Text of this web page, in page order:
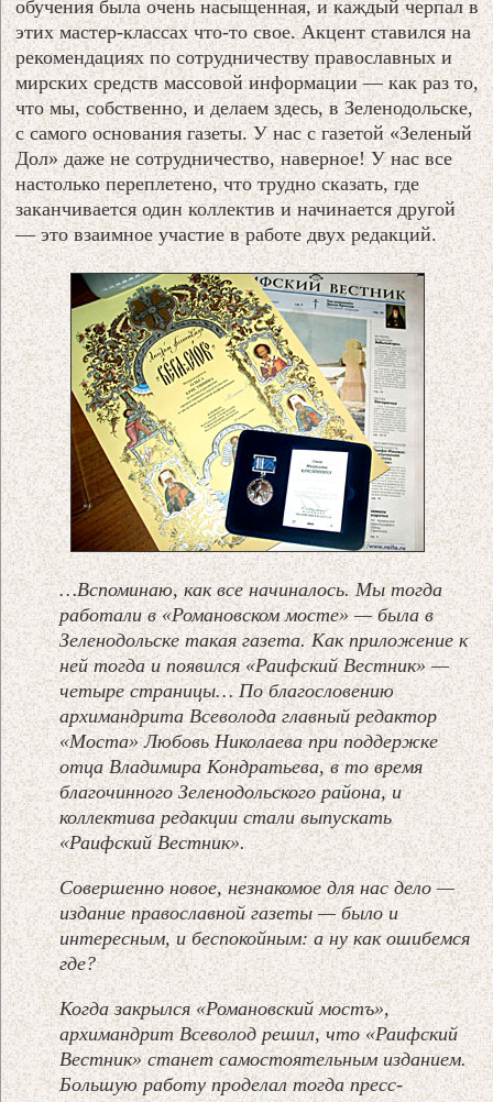
обучения была очень насыщенная, и каждый черпал в
этих мастер-классах что-то свое. Акцент ставился на
рекомендациях по сотрудничеству православных и
мирских средств массовой информации — как раз то,
что мы, собственно, и делаем здесь, в Зеленодольске,
с самого основания газеты. У нас с газетой «Зеленый
Дол» даже не сотрудничество, наверное! У нас все
настолько переплетено, что трудно сказать, где
заканчивается один коллектив и начинается другой
— это взаимное участие в работе двух редакций.
…Вспоминаю, как все начиналось. Мы тогда
работали в «Романовском мосте» — была в
Зеленодольске такая газета. Как приложение к
ней тогда и появился «Раифский Вестник» —
четыре страницы… По благословению
архимандрита Всеволода главный редактор
«Моста» Любовь Николаева при поддержке
отца Владимира Кондратьева, в то время
благочинного Зеленодольского района, и
коллектива редакции стали выпускать
«Раифский Вестник».
Совершенно новое, незнакомое для нас дело —
издание православной газеты — было и
интересным, и беспокойным: а ну как ошибемся
где?
Когда закрылся «Романовский мостъ»,
архимандрит Всеволод решил, что «Раифский
Вестник» станет самостоятельным изданием.
Большую работу проделал тогда пресс-